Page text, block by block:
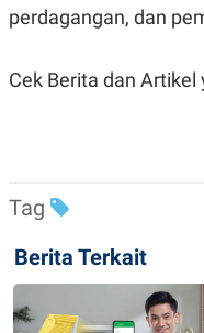
A
D
E
A
A
G
G
A
A
I
R
J
E
perdagangan, dan
Cek Berita dan Artikel
Tag
Berita Terkait